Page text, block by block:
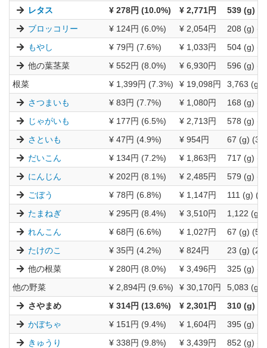
レタス
¥ 278円 (10.0%) ¥ 2,771円
539 (g)
ブロッコリー
¥ 124円 (6.0%) ¥ 2,054円
208 (g)
もやし
¥ 79円 (7.6%) ¥ 1,033円
504 (g)
他の葉茎菜
¥ 552円 (8.0%) ¥ 6,930円
596 (g)
根菜
¥ 1,399円 (7.3%) ¥ 19,098円
3,763 (g)
さつまいも
¥ 83円 (7.7%) ¥ 1,080円
168 (g)
じゃがいも
¥ 177円 (6.5%) ¥ 2,713円
578 (g)
さといも
¥ 47円 (4.9%) ¥ 954円
67 (g)
だいこん
¥ 134円 (7.2%) ¥ 1,863円
717 (g)
にんじん
¥ 202円 (8.1%) ¥ 2,485円
579 (g)
ごぼう
¥ 78円 (6.8%) ¥ 1,147円
111 (g)
たまねぎ
¥ 295円 (8.4%) ¥ 3,510円
1,122 (g)
れんこん
¥ 68円 (6.6%) ¥ 1,027円
67 (g)
たけのこ
¥ 35円 (4.2%) ¥ 824円
23 (g)
他の根菜
¥ 280円 (8.0%) ¥ 3,496円
325 (g)
他の野菜
¥ 2,894円 (9.6%) ¥ 30,170円
5,083 (g)
さやまめ
¥ 314円 (13.6%) ¥ 2,301円
310 (g)
かぼちゃ
¥ 151円 (9.4%) ¥ 1,604円
395 (g)
きゅうり
¥ 338円 (9.8%) ¥ 3,439円
852 (g)